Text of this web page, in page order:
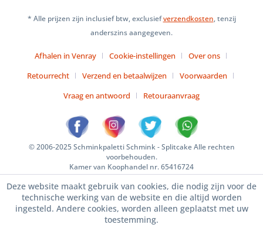
* Alle prijzen zijn inclusief btw, exclusiefverzendkosten, tenzij
anderszins aangegeven.
Afhalen in Venray Cookie-instellingen
Over ons
Retourrecht
Verzend en betaalwijzen
Voorwaarden
Vraag en antwoord
Retouraanvraag
© 2006-2025 Schminkpaletti Schmink - Splitcake Alle rechten
voorbehouden.
Kamer van Koophandel nr. 65416724
Deze website maakt gebruik van cookies, die nodig zijn voor de
technische werking van de website en die altijd worden
ingesteld. Andere cookies, worden alleen geplaatst met uw
toestemming.